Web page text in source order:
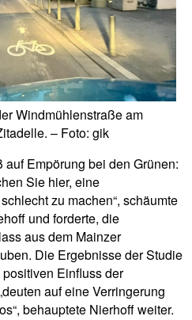
Windmühlenstraße am
– Foto: gik
Empörung bei den Grünen:
Sie hier, eine
zu machen“, schäumte
und forderte, die
aus dem Mainzer
Die Ergebnisse der Studie
Einfluss der
auf eine Verringerung
behauptete Nierhoff weiter.